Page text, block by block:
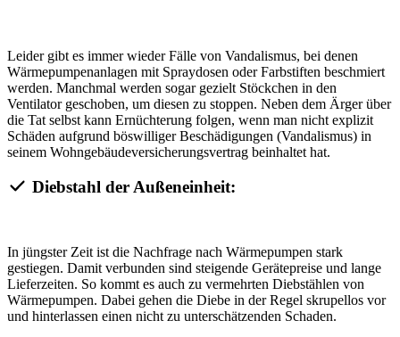
Leider gibt es immer wieder Fälle von Vandalismus, bei denen
Wärmepumpenanlagen mit Spraydosen oder Farbstiften beschmiert
werden. Manchmal werden sogar gezielt Stöckchen in den
Ventilator geschoben, um diesen zu stoppen. Neben dem Ärger über
die Tat selbst kann Ernüchterung folgen, wenn man nicht explizit
Schäden aufgrund böswilliger Beschädigungen (Vandalismus) in
seinem Wohngebäudeversicherungsvertrag beinhaltet hat.
Diebstahl der Außeneinheit:
In jüngster Zeit ist die Nachfrage nach Wärmepumpen stark
gestiegen. Damit verbunden sind steigende Gerätepreise und lange
Lieferzeiten. So kommt es auch zu vermehrten Diebstählen von
Wärmepumpen. Dabei gehen die Diebe in der Regel skrupellos vor
und hinterlassen einen nicht zu unterschätzenden Schaden.